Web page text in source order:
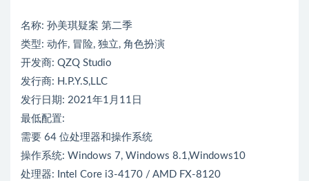
名称: 孙美琪疑案 第二季
类型: 动作, 冒险, 独立, 角色扮演
开发商: QZQ Studio
发行商: H.P.Y.S,LLC
发行日期: 2021年1月11日
最低配置:
需要 64 位处理器和操作系统
操作系统: Windows 7, Windows 8.1,Windows10
处理器: Intel Core i3-4170 / AMD FX-8120